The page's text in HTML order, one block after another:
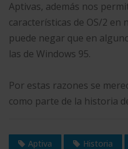
Aptivas, además nos
características de OS/2
puede negar que en
las de Windows 95.
Por estas razones se
como parte de la historia
Aptiva Historia